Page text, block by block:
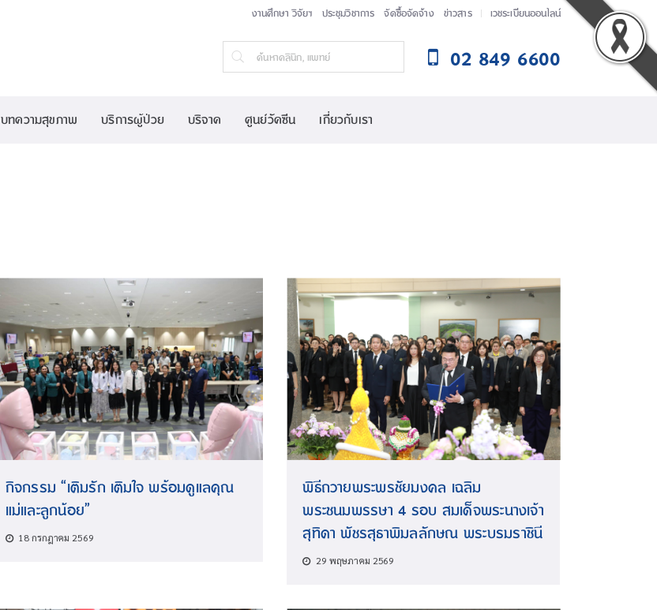
งานศึกษา วิจัยฯ ประชุมวิชาการ จัดซื้อจัดจ้าง ข่าวสาร เวชระเบียนออนไลน์
02 849 6600
บทความสุขภาพ บริการผู้ป่วย บริจาค ศูนย์วัคซีน เกี่ยวกับเรา
กิจกรรม “เติมรัก เติมใจ พร้อมดูแลคุณ
แม่และลูกน้อย”
18 กรกฎาคม 2569
พิธีถวายพระพรชัยมงคล เฉลิม
พระชนมพรรษา 4 รอบ สมเด็จพระนางเจ้า
สุทิดา พัชรสุธาพิมลลักษณ พระบรมราชินี
29 พฤษภาคม 2569